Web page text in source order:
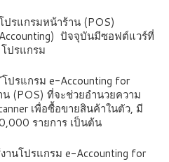
รแกรมหน้าร้าน (POS)
ปัจจุบันมีซอฟต์แวร์ที่
ปรแกรม
ปรแกรม e-Accounting for
น (POS) ที่จะช่วยอำนวยความ
เพื่อซื้อขายสินค้าในตัว, มี
รายการ เป็นต้น
านโปรแกรม e-Accounting for